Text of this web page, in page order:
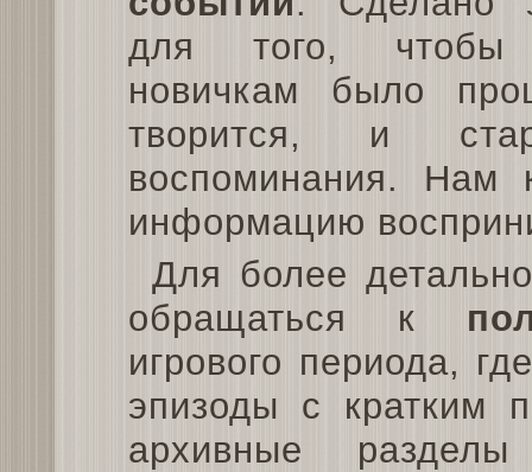
для того,
новичкам было
творится, и
воспоминания. Нам
информацию
Для более
обращаться к
игрового периода,
эпизоды с кратким
архивные разделы